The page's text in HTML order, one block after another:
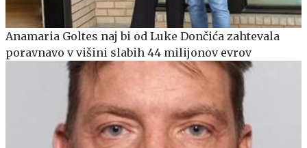
Anamaria Goltes naj bi od Luke Dončića zahtevala
poravnavo v višini slabih 44 milijonov evrov